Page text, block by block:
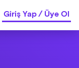
Giriş Yap/Üye Ol